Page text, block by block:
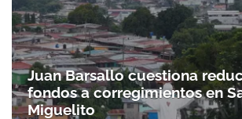
Juan Barsallo cuestiona
fondos a corregimientos en
Miguelito